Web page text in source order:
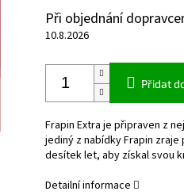
Při objednání
10.8.2026
Přidat
Frapin Extra je připraven z
jediný z nabídky Frapin
desítek let, aby získal svou
Detailní informace